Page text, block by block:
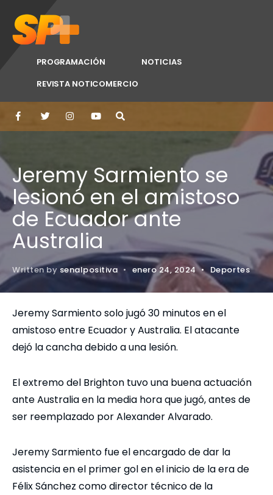
PROGRAMACIÓN
NOTICIAS
REVISTA NOTICOMERCIO
Jeremy Sarmiento se
lesionó en el amistoso
de Ecuador ante
Australia
Written by senalpositiva • enero 24, 2024 • Deportes
Jeremy Sarmiento solo jugó 30 minutos en el
amistoso entre Ecuador y Australia. El atacante
dejó la cancha debido a una lesión.
El extremo del Brighton tuvo una buena actuación
ante Australia en la media hora que jugó, antes de
ser reemplazado por Alexander Alvarado.
Jeremy Sarmiento fue el encargado de dar la
asistencia en el primer gol en el inicio de la era de
Félix Sánchez como director técnico de la